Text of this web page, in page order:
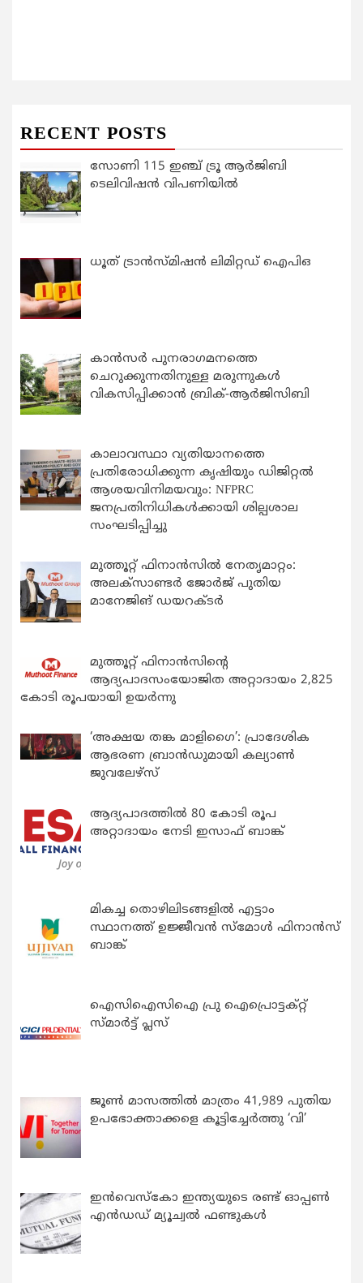
RECENT POSTS
സോണി 115 ഇഞ്ച് ട്രൂ ആർജിബി
ടെലിവിഷൻ വിപണിയിൽ
ധൂത് ട്രാൻസ്മിഷൻ ലിമിറ്റഡ് ഐപിഒ
കാന്‍സര്‍ പുനരാഗമനത്തെ
ചെറുക്കുന്നതിനുള്ള മരുന്നുകള്‍
വികസിപ്പിക്കാന്‍ ബ്രിക്-ആര്‍ജിസിബി
കാലാവസ്ഥാ വ്യതിയാനത്തെ
പ്രതിരോധിക്കുന്ന കൃഷിയും ഡിജിറ്റൽ
ആശയവിനിമയവും: NFPRC
ജനപ്രതിനിധികൾക്കായി ശില്പശാല
സംഘടിപ്പിച്ചു
മുത്തൂറ്റ് ഫിനാൻസിൽ നേതൃമാറ്റം:
അലക്സാണ്ടർ ജോർജ് പുതിയ
മാനേജിങ് ഡയറക്ടർ
മുത്തൂറ്റ് ഫിനാൻസിന്റെ
ആദ്യപാദസംയോജിത അറ്റാദായം 2,825
കോടി രൂപയായി ഉയർന്നു
‘അക്ഷയ തങ്ക മാളിഗൈ’: പ്രാദേശിക
ആഭരണ ബ്രാന്‍ഡുമായി കല്യാണ്‍
ജുവലേഴ്‌സ്
ആദ്യപാദത്തിൽ 80 കോടി രൂപ
അറ്റാദായം നേടി ഇസാഫ് ബാങ്ക്
മികച്ച തൊഴിലിടങ്ങളിൽ എട്ടാം
സ്ഥാനത്ത് ഉജ്ജീവൻ സ്മോൾ ഫിനാൻസ്
ബാങ്ക്
ഐസിഐസിഐ പ്രു ഐപ്രൊട്ടക്റ്റ്
സ്മാർട്ട് പ്ലസ്
ജൂൺ മാസത്തിൽ മാത്രം 41,989 പുതിയ
ഉപഭോക്താക്കളെ കൂട്ടിച്ചേർത്തു ‘വി’
ഇന്‍വെസ്കോ ഇന്ത്യയുടെ രണ്ട് ഓപ്പണ്‍
എന്‍ഡഡ് മ്യൂച്വല്‍ ഫണ്ടുകള്‍